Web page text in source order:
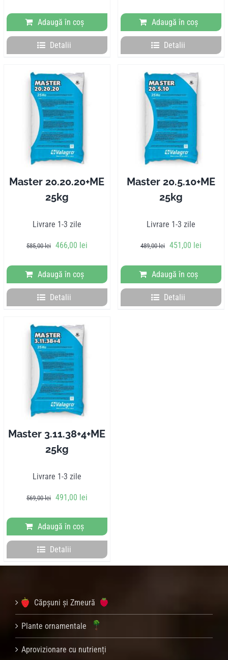
a
fost:
630,00 lei.
510,00 lei.
Adaugă în coș
Detalii
a
fost:
513,00 lei.
451,00
Adaugă în coș
Detalii
Master 20.20.20+ME
25kg
Livrare 1-3 zile
585,00lei
Prețul
a
fost:
585,00 lei.
466,00 leiPrețul
466,00 lei.
Adaugă în coș
Detalii
Master 20.5.10+ME
25kg
Livrare 1-3 zile
489,00lei
Prețul
a
fost:
489,00 lei.
451,00 leiPrețul
451,00
Adaugă în coș
Detalii
Master 3.11.38+4+ME
25kg
Livrare 1-3 zile
569,00lei
Prețul
a
fost:
569,00 lei.
491,00 leiPrețul
491,00 lei.
Adaugă în coș
Detalii
Căpșuni și Zmeură
Plante ornamentale
Aprovizionare cu nutrienți